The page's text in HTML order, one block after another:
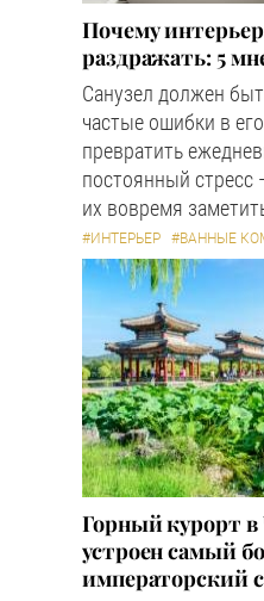
Почему
раздражать: 5
Санузел должен
частые ошибки в
превратить
постоянный стресс
их вовремя
#ИНТЕРЬЕР #ВАННЫЕ
Горный курорт в
устроен самый
императорский